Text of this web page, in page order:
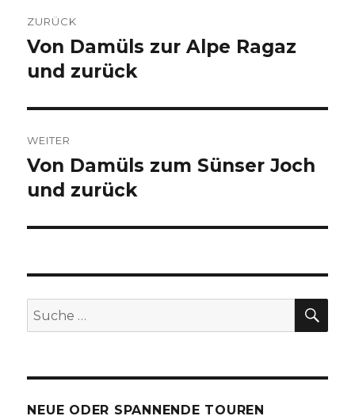
ZURÜCK
Vorheriger
Beitrag:
Von Damüls zur Alpe Ragaz
und zurück
WEITER
Nächster
Beitrag:
Von Damüls zum Sünser Joch
und zurück
Suche
nach:
NEUE ODER SPANNENDE TOUREN